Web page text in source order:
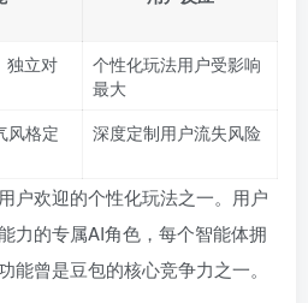
独立对
个性化玩法用户受影响
最大
风格定
深度定制用户流失风险
户欢迎的个性化玩法之一。用户
力的专属AI角色，每个智能体拥
能曾是豆包的核心竞争力之一。